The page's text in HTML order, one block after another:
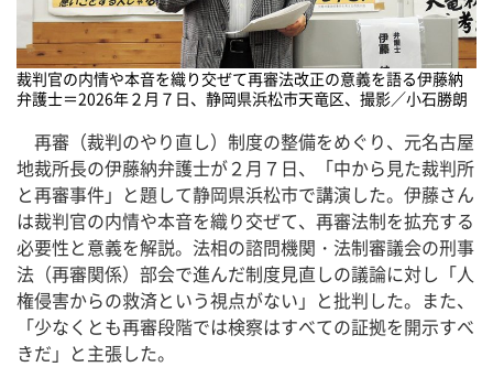
裁判官の内情や本音を織り交ぜて再審法改正の意義を語る伊藤納
弁護士＝2026年２月７日、静岡県浜松市天竜区、撮影／小石勝朗
再審（裁判のやり直し）制度の整備をめぐり、元名古屋
地裁所長の伊藤納弁護士が２月７日、「中から見た裁判所
と再審事件」と題して静岡県浜松市で講演した。伊藤さん
は裁判官の内情や本音を織り交ぜて、再審法制を拡充する
必要性と意義を解説。法相の諮問機関・法制審議会の刑事
法（再審関係）部会で進んだ制度見直しの議論に対し「人
権侵害からの救済という視点がない」と批判した。また、
「少なくとも再審段階では検察はすべての証拠を開示すべ
きだ」と主張した。